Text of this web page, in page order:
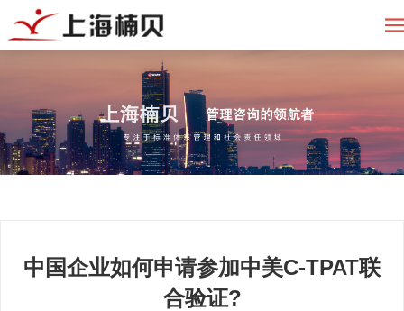
中国企业如何申请参加中美C-TPAT联
合验证?